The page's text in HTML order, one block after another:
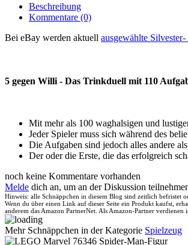
Beschreibung
Kommentare (0)
Bei eBay werden aktuell ausgewählte
5 gegen Willi - Das Trinkduell mit 110
Mit mehr als 100 waghalsigen und
Jeder Spieler muss sich während des
Die Aufgaben sind jedoch alles andere
Der oder die Erste, die das erfolgreich
noch keine Kommentare vorhanden
Melde dich an, um an der Diskussion
Hinweis: alle Schnäppchen in diesem Blog sind zeitlich befristet
Wenn du über einen Link auf dieser Seite ein Produkt kaufst,
anderem das Amazon PartnerNet. Als Amazon-Partner verdienen
Mehr Schnäppchen in der Kategorie Spielzeug